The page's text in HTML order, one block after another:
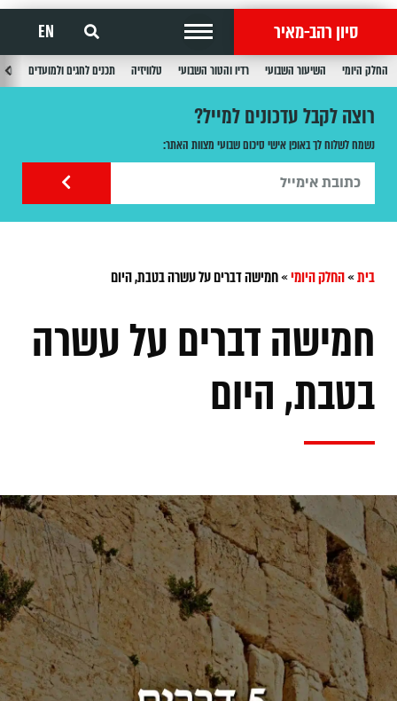
סיון רהב-מאיר EN
החלק היומי השיעור השבועי רדיו והטור השבועי טלוויזיה תכנים לחגים ולמועדים
רוצה לקבל עדכונים למייל?
נשמח לשלוח לך באופן אישי סיכום שבועי מצוות האתר:
בית»החלק היומי»חמישה דברים על עשרה בטבת, היום
חמישה דברים על עשרה
בטבת, היום